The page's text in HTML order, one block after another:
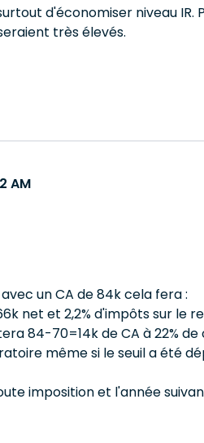
d'économiser niveau IR.
très élevés.
AM
un CA de 84k cela fera :
net et 2,2% d'impôts sur le
84-70=14k de CA à 22% de
même si le seuil a été
imposition et l'année